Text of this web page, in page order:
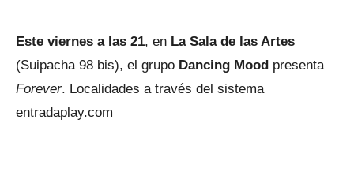
Este viernes a las 21, en La Sala de las Artes
(Suipacha 98 bis), el grupo Dancing Mood presenta
Forever. Localidades a través del sistema
entradaplay.com